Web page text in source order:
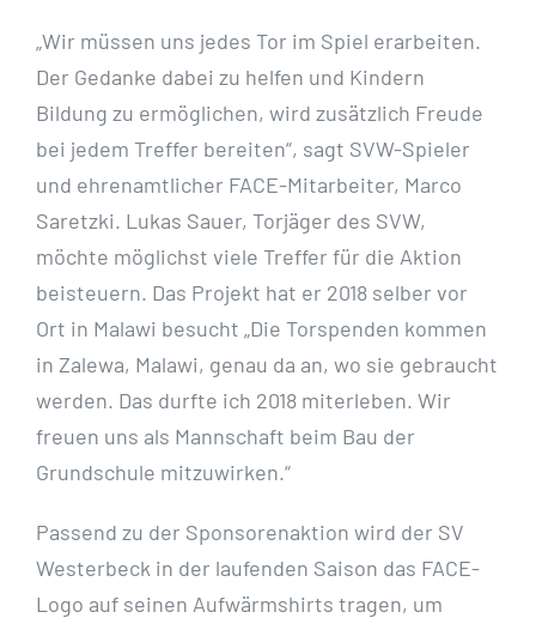
„Wir müssen uns jedes Tor im Spiel erarbeiten.
Der Gedanke dabei zu helfen und Kindern
Bildung zu ermöglichen, wird zusätzlich Freude
bei jedem Treffer bereiten“, sagt SVW-Spieler
und ehrenamtlicher FACE-Mitarbeiter, Marco
Saretzki. Lukas Sauer, Torjäger des SVW,
möchte möglichst viele Treffer für die Aktion
beisteuern. Das Projekt hat er 2018 selber vor
Ort in Malawi besucht „Die Torspenden kommen
in Zalewa, Malawi, genau da an, wo sie gebraucht
werden. Das durfte ich 2018 miterleben. Wir
freuen uns als Mannschaft beim Bau der
Grundschule mitzuwirken.“
Passend zu der Sponsorenaktion wird der SV
Westerbeck in der laufenden Saison das FACE-
Logo auf seinen Aufwärmshirts tragen, um